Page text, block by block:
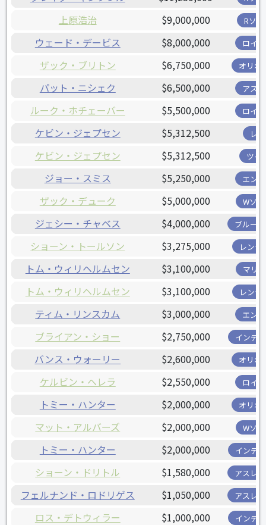
上原浩治 $9,000,000 Rソ
ウェード・デービス $8,000,000 ロイ
ザック・ブリトン $6,750,000 オリオ
パット・ニシェク $6,500,000 アス
ルーク・ホチェーバー $5,500,000 ロイ
ケビン・ジェプセン $5,312,500 レ
ケビン・ジェプセン $5,312,500 ツイ
ジョー・スミス $5,250,000 エン
ザック・デューク $5,000,000 Wソ
ジェシー・チャベス $4,000,000 ブルー
ショーン・トールソン $3,275,000 レンジ
トム・ウィリヘルムセン $3,100,000 マリ
トム・ウィリヘルムセン $3,100,000 レンジ
ティム・リンスカム $3,000,000 エン
ブライアン・ショー $2,750,000 インデ
バンス・ウォーリー $2,600,000 オリオ
ケルビン・ヘレラ $2,550,000 ロイ
トミー・ハンター $2,000,000 オリオ
マット・アルバーズ $2,000,000 Wソ
トミー・ハンター $2,000,000 インデ
ショーン・ドリトル $1,580,000 アスレ
フェルナンド・ロドリゲス $1,050,000 アスレ
ロス・デトウィラー $1,000,000 インデ